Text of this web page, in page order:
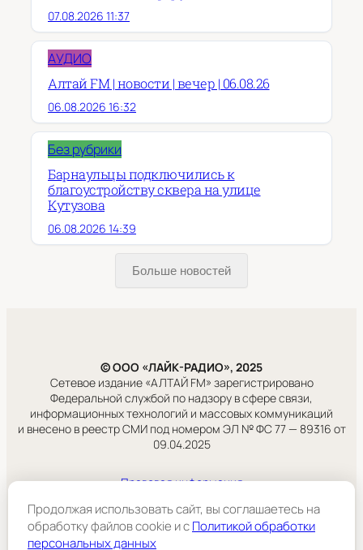
07.08.2026 11:37
АУДИО
Алтай FM | новости | вечер | 06.08.26
06.08.2026 16:32
Без рубрики
Барнаульцы подключились к
благоустройству сквера на улице
Кутузова
06.08.2026 14:39
Больше новостей
© ООО «ЛАЙК-РАДИО», 2025
Сетевое издание «АЛТАЙ FM» зарегистрировано
Федеральной службой по надзору в сфере связи,
информационных технологий и массовых коммуникаций
и внесено в реестр СМИ под номером ЭЛ № ФС 77 — 89316 от
09.04.2025
Правовая информация
ООО «ЛАЙК-РАДИО».
Продолжая использовать сайт, вы соглашаетесь на
обработку файлов cookie и cПолитикой обработки
персональных данных